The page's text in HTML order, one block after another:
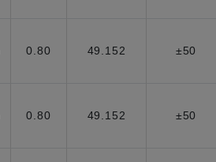
0.80 49.152 ±50
0.80 49.152 ±50